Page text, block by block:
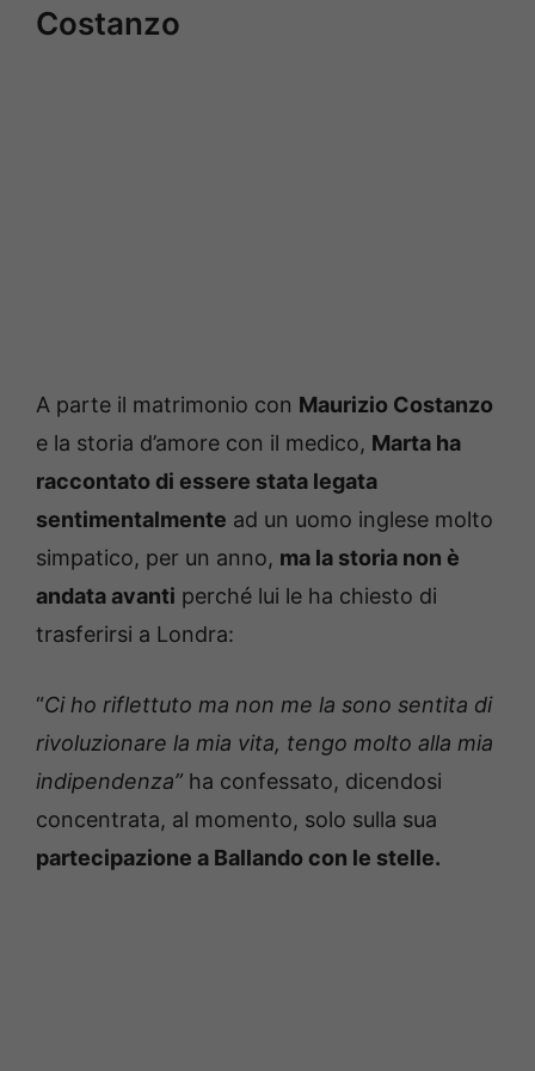
Costanzo
A parte il matrimonio con Maurizio Costanzo
e la storia d’amore con il medico, Marta ha
raccontato di essere stata legata
sentimentalmente ad un uomo inglese molto
simpatico, per un anno, ma la storia non è
andata avanti perché lui le ha chiesto di
trasferirsi a Londra:
“Ci ho riflettuto ma non me la sono sentita di
rivoluzionare la mia vita, tengo molto alla mia
indipendenza” ha confessato, dicendosi
concentrata, al momento, solo sulla sua
partecipazione a Ballando con le stelle.